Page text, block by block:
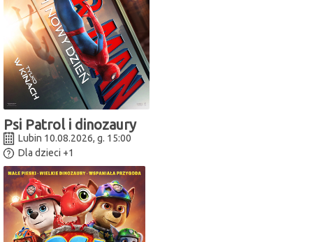
Psi Patrol i dinozaury
Lubin 10.08.2026, g. 15:00
Dla dzieci +1